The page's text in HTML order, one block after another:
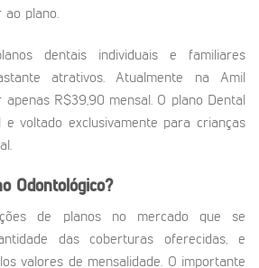
ao plano.
dentais individuais e familiares
atrativos. Atualmente na Amil
R$39,90 mensal. O plano Dental
e voltado exclusivamente para crianças
Odontológico?
de planos no mercado que se
das coberturas oferecidas, e
valores de mensalidade. O importante